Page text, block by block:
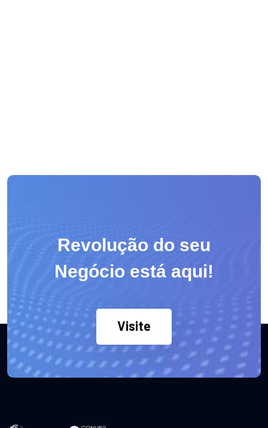
Revolução do seu
Negócio está aqui!
Visite